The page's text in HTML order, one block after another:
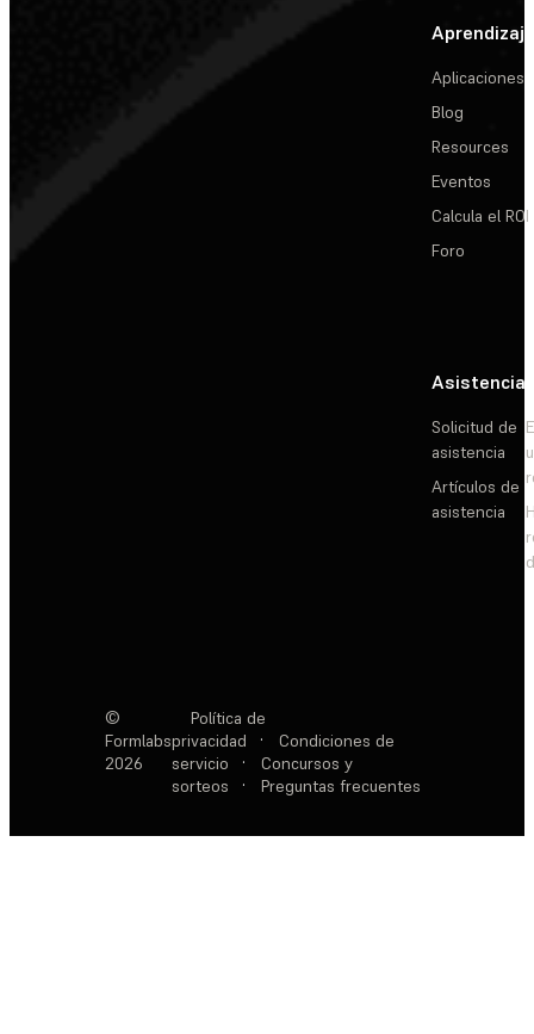
Aprendizaje
Aplicaciones
Blog
Resources
Eventos
Calcula el ROI
Foro
Asistencia
Solicitud de
asistencia
Artículos de
asistencia
©
Formlabs
2026
Política de
privacidad
·
Condiciones de
servicio
·
Concursos y
sorteos
· Preguntas frecuentes